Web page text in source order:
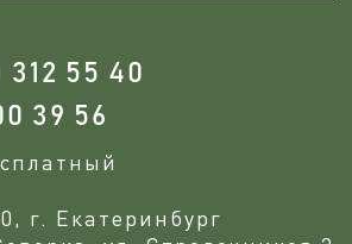
55 40
39 56
г. Екатеринбург